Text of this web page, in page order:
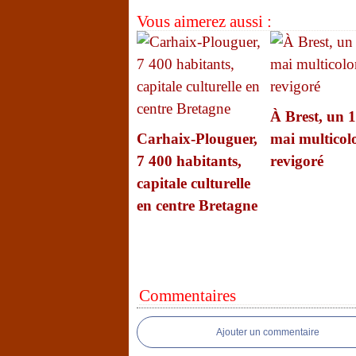
Vous aimerez aussi :
Carhaix-Plouguer,
7 400 habitants,
capitale culturelle
en centre Bretagne
À Brest, un
mai
revigoré
Commentaires
Ajouter un commentaire